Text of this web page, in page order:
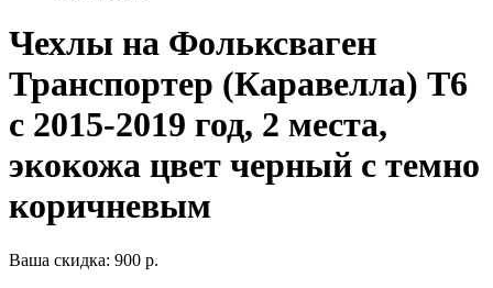
Чехлы на Фольксваген
Транспортер (Каравелла) Т6
с 2015-2019 год, 2 места,
экокожа цвет черный с темно
коричневым
Ваша скидка: 900 р.